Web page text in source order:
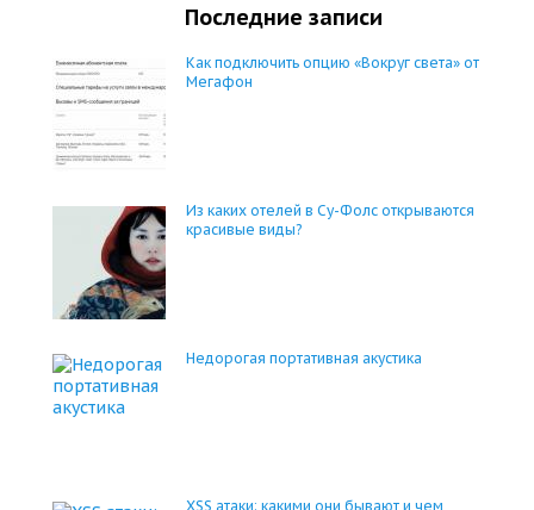
Последние записи
Как подключить опцию «Вокруг света» от
Мегафон
Из каких отелей в Су-Фолс открываются
красивые виды?
Недорогая портативная акустика
XSS атаки: какими они бывают и чем